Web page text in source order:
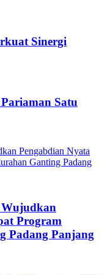
Sinergi
Satu
Wujudkan
Program
Padang Panjang